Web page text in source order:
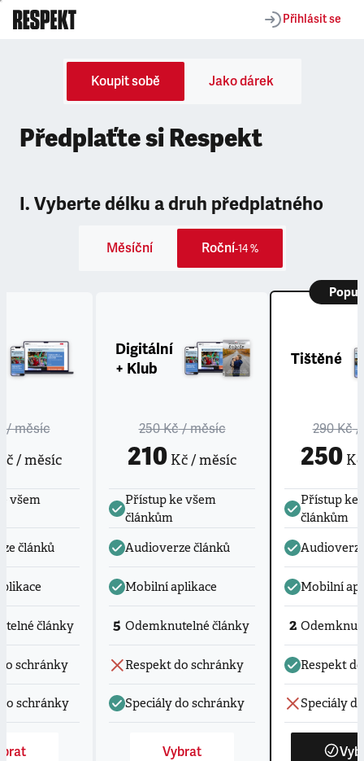
Přihlásit se
Koupit sobě Jako dárek
Předplaťte si Respekt
I. Vyberte délku a druh předplatného
Měsíční Roční-14 %
/ měsíc
/ měsíc
všem
článků
články
schránky
schránky
Digitální
+ Klub
250 Kč/ měsíc
210 Kč / měsíc
Přístup ke všem
článkům
Audioverze článků
Mobilní aplikace
5 Odemknutelné články
Respekt do schránky
Speciály do schránky
Vybrat
Tištěné
290 Kč/
250Kč
Přístup ke
článkům
Mobilní
2
Respekt
Speciály